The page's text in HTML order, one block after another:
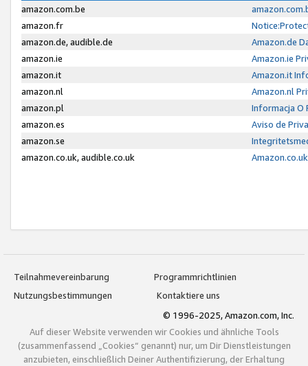
amazon.com.be
amazon.fr
amazon.de, audible.de
Amazon.de
amazon.ie
Amazon.ie
amazon.it
Amazon.it
amazon.nl
Amazon.nl
amazon.pl
Informacja O
amazon.es
Aviso de
amazon.se
amazon.co.uk, audible.co.uk
Teilnahmevereinbarung
Programmrichtlinien
Nutzungsbestimmungen
Kontaktiere uns
© 1996-2025, Amazon.com, Inc.
Auf dieser Website verwenden wir Cookies und ähnliche Tools
(zusammenfassend „Cookies“ genannt) nur, um Dir Dienstleistungen
anzubieten, einschließlich Deiner Authentifizierung, der Erhaltung